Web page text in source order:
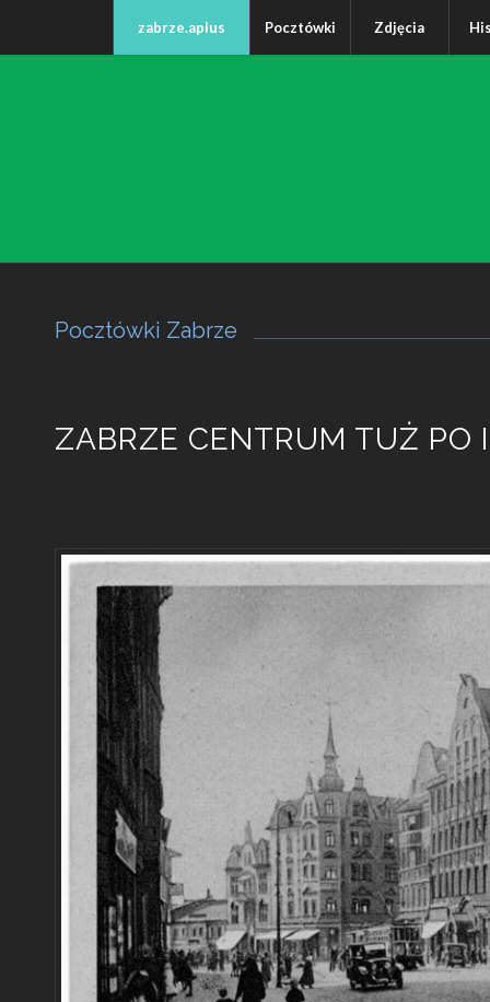
zabrze.aplus Pocztówki Zdjęcia
Pocztówki Zabrze
ZABRZE CENTRUM TUŻ PO